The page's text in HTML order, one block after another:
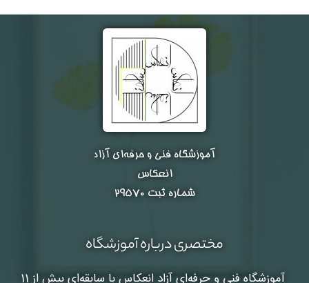
آموزشگاه فنی و حرفه‌ای آزاد
انعکاس
شماره ثبت ۲۹۵۷۰
مختصری درباره آموزشگاه
آموزشگاه فنی و حرفه‌ای آزاد انعکاس
با سابقه‌ای بیش از 11